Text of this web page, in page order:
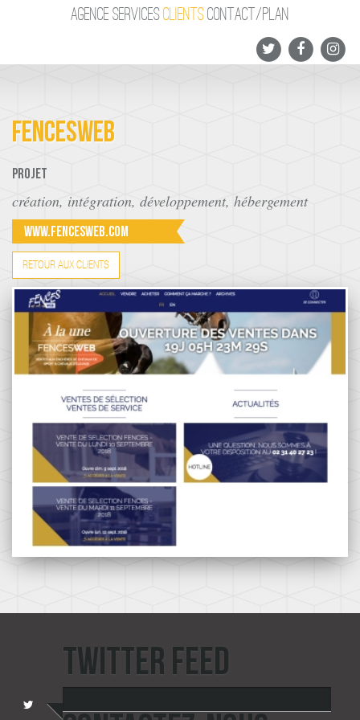
AGENCE SERVICES CLIENTS CONTACT/PLAN
FENCESWEB
Projet
création, intégration, développement, hébergement
www.fencesweb.com
RETOUR AUX CLIENTS
TWITTER FEED